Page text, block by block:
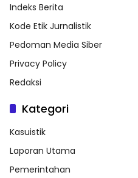
Indeks Berita
Kode Etik Jurnalistik
Pedoman Media Siber
Privacy Policy
Redaksi
Kategori
Kasuistik
Laporan Utama
Pemerintahan